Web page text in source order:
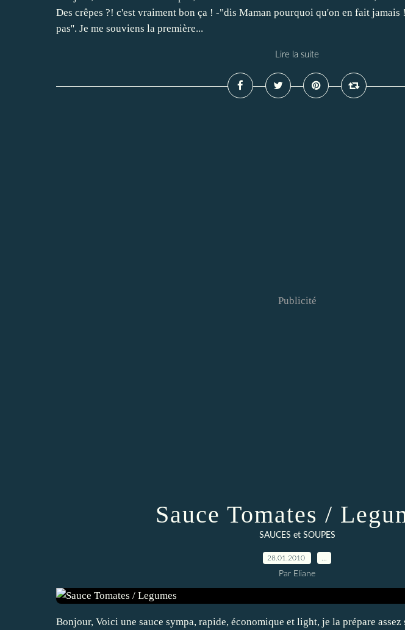
Des crêpes ?! c'est vraiment bon ça ! -"dis Maman pourquoi qu'on en fait jamais
pas''. Je me souviens la première...
Lire la suite
Publicité
Sauce Tomates /
SAUCES et SOUPES
28.01.2010
Par Eliane
Bonjour, Voici une sauce sympa, rapide, économique et light, je la prépare assez